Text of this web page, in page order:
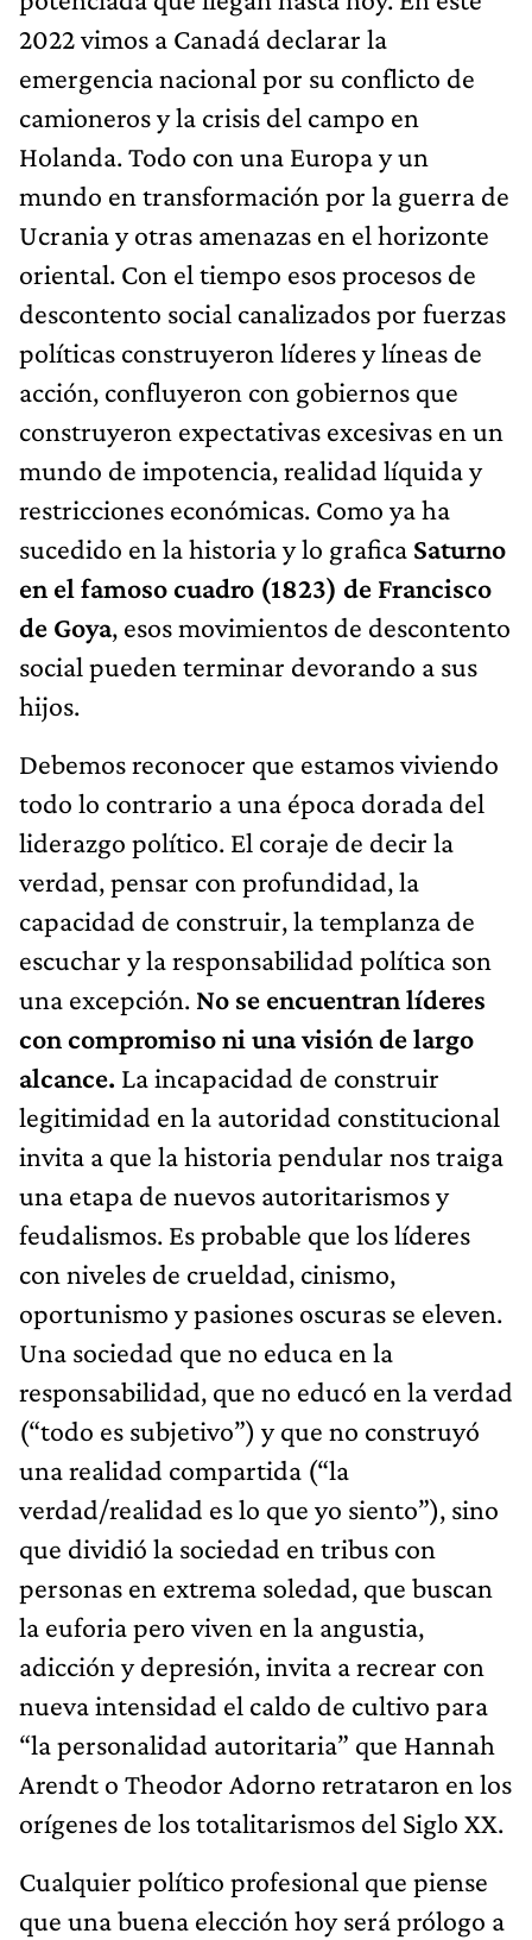
2022 vimos a Canadá declarar la
emergencia nacional por su conflicto de
camioneros y la crisis del campo en
Holanda. Todo con una Europa y un
mundo en transformación por la guerra de
Ucrania y otras amenazas en el horizonte
oriental. Con el tiempo esos procesos de
descontento social canalizados por fuerzas
políticas construyeron líderes y líneas de
acción, confluyeron con gobiernos que
construyeron expectativas excesivas en un
mundo de impotencia, realidad líquida y
restricciones económicas. Como ya ha
sucedido en la historia y lo grafica Saturno
en el famoso cuadro (1823) de Francisco
de Goya, esos movimientos de descontento
social pueden terminar devorando a sus
hijos.
Debemos reconocer que estamos viviendo
todo lo contrario a una época dorada del
liderazgo político. El coraje de decir la
verdad, pensar con profundidad, la
capacidad de construir, la templanza de
escuchar y la responsabilidad política son
una excepción. No se encuentran líderes
con compromiso ni una visión de largo
alcance. La incapacidad de construir
legitimidad en la autoridad constitucional
invita a que la historia pendular nos traiga
una etapa de nuevos autoritarismos y
feudalismos. Es probable que los líderes
con niveles de crueldad, cinismo,
oportunismo y pasiones oscuras se eleven.
Una sociedad que no educa en la
responsabilidad, que no educó en la verdad
(“todo es subjetivo”) y que no construyó
una realidad compartida (“la
verdad/realidad es lo que yo siento”), sino
que dividió la sociedad en tribus con
personas en extrema soledad, que buscan
la euforia pero viven en la angustia,
adicción y depresión, invita a recrear con
nueva intensidad el caldo de cultivo para
“la personalidad autoritaria” que Hannah
Arendt o Theodor Adorno retrataron en los
orígenes de los totalitarismos del Siglo XX.
Cualquier político profesional que piense
que una buena elección hoy será prólogo a